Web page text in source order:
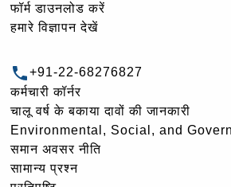
फॉर्म डाउनलोड करें
हमारे विज्ञापन देखें
+91-22-68276827
कर्मचारी कॉर्नर
चालू वर्ष के बकाया दावों की जानकारी
Environmental, Social, and
समान अवसर नीति
सामान्य प्रश्न